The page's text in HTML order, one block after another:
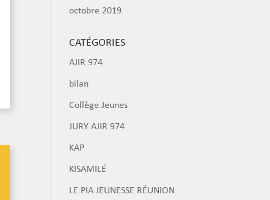
octobre 2019
CATÉGORIES
AJIR 974
bilan
Collège Jeunes
JURY AJIR 974
KAP
KISAMILÉ
LE PIA JEUNESSE RÉUNION